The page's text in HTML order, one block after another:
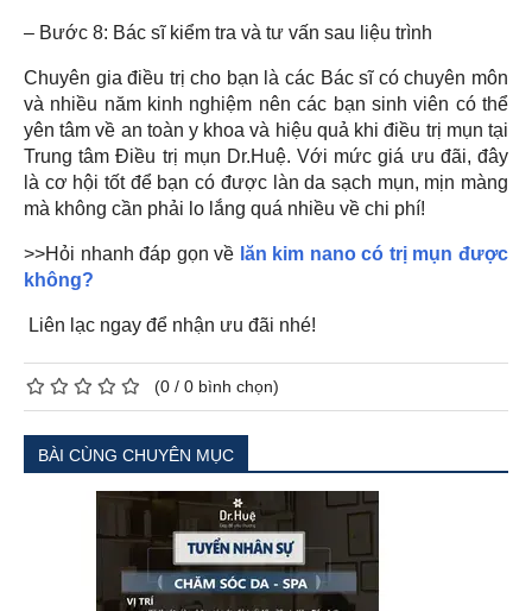
– Bước 8: Bác sĩ kiểm tra và tư vấn sau liệu trình
Chuyên gia điều trị cho bạn là các Bác sĩ có chuyên môn
và nhiều năm kinh nghiệm nên các bạn sinh viên có thể
yên tâm về an toàn y khoa và hiệu quả khi điều trị mụn tại
Trung tâm Điều trị mụn Dr.Huệ. Với mức giá ưu đãi, đây
là cơ hội tốt để bạn có được làn da sạch mụn, mịn màng
mà không cần phải lo lắng quá nhiều về chi phí!
>>Hỏi nhanh đáp gọn về lăn kim nano có trị mụn được
không?
Liên lạc ngay để nhận ưu đãi nhé!
(0 / 0 bình chọn)
BÀI CÙNG CHUYÊN MỤC